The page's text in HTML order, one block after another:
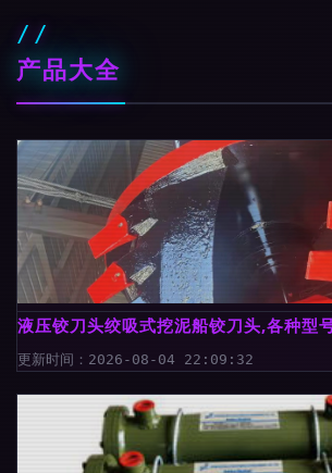
产品大全
液压铰刀头绞吸式挖泥船铰刀头,各种型
更新时间：2026-08-04 22:09:32